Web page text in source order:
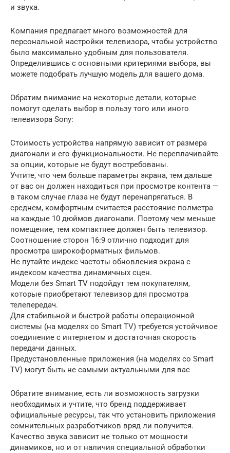
и звука.
Компания предлагает много возможностей для
персональной настройки телевизора, чтобы устройство
было максимально удобным для пользователя.
Определившись с основными критериями выбора, вы
можете подобрать лучшую модель для вашего дома.
Обратим внимание на некоторые детали, которые
помогут сделать выбор в пользу того или иного
телевизора Sony:
Стоимость устройства напрямую зависит от размера
диагонали и его функциональности. Не переплачивайте
за опции, которые не будут востребованы.
Учтите, что чем больше параметры экрана, тем дальше
от вас он должен находиться при просмотре контента —
в таком случае глаза не будут перенапрягаться. В
среднем, комфортным считается расстояние полметра
на каждые 10 дюймов диагонали. Поэтому чем меньше
помещение, тем компактнее должен быть телевизор.
Соотношение сторон 16:9 отлично подходит для
просмотра широкоформатных фильмов.
Не путайте индекс частоты обновления экрана с
индексом качества динамичных сцен.
Модели без Smart TV подойдут тем покупателям,
которые приобретают телевизор для просмотра
телепередач.
Для стабильной и быстрой работы операционной
системы (на моделях со Smart TV) требуется устойчивое
соединение с интернетом и достаточная скорость
передачи данных.
Предустановленные приложения (на моделях со Smart
TV) могут быть не самыми актуальными для вас
Обратите внимание, есть ли возможность загрузки
необходимых и учтите, что бренд поддерживает
официальные ресурсы, так что установить приложения
сомнительных разработчиков вряд ли получится.
Качество звука зависит не только от мощности
динамиков, но и от наличия специальной обработки